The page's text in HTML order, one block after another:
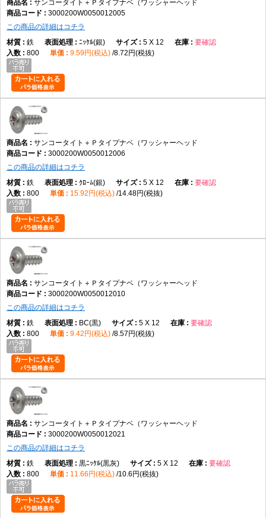
サンコータイト＋Ｐタイプナベ（ワッシャーヘッド
3000200W0050012005
この商品の詳細はコチラ
鉄
ﾆｯｹﾙ(銀) 5 X 12
要確認
800
9.59円(税込) 8.72円(税抜)
サンコータイト＋Ｐタイプナベ（ワッシャーヘッド
3000200W0050012006
この商品の詳細はコチラ
鉄
ｸﾛｰﾑ(銀) 5 X 12
要確認
800
15.92円(税込) 14.48円(税抜)
サンコータイト＋Ｐタイプナベ（ワッシャーヘッド
3000200W0050012010
この商品の詳細はコチラ
鉄
BC(黒) 5 X 12
要確認
800
9.42円(税込) 8.57円(税抜)
サンコータイト＋Ｐタイプナベ（ワッシャーヘッド
3000200W0050012021
この商品の詳細はコチラ
鉄
黒ﾆｯｹﾙ(黒灰) 5 X 12
要確認
800
11.66円(税込) 10.6円(税抜)